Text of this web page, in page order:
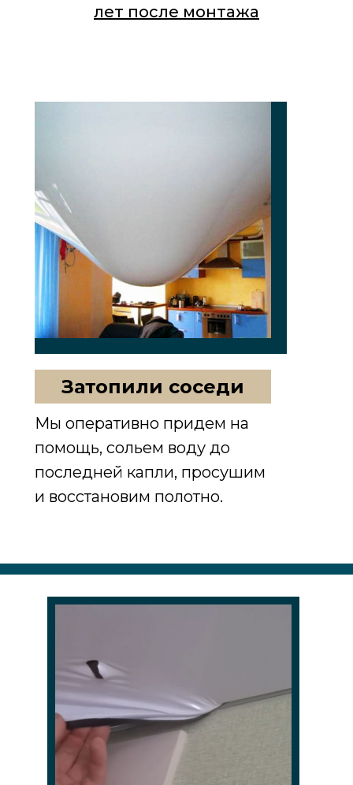
лет после монтажа
Затопили соседи
Мы оперативно придем на
помощь, сольем воду до
последней капли, просушим
и восстановим полотно.
помещении. Для надежной
установки натяжного потолка в
стенах очень часто сверлятся
отверстия /каждые 15см/ . Если
производить эти работы обычным
перфоратором, то образуется очень